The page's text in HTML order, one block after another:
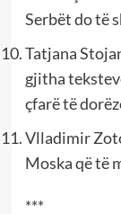
Serbët do të
Tatjana
gjitha
çfarë të
Vlladimir
Moska që të
***